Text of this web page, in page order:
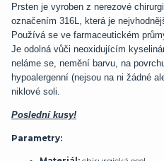
Prsten je vyroben z nerezové
označením 316L, která je
Používá se ve farmaceutickém
Je odolná vůči neoxidujícím
neláme se, nemění barvu, na
hypoalergenní (nejsou na ni žádné
niklové soli.
Poslední kusy!
Parametry: